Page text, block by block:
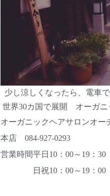
少し涼しくなったら、電車
世界30カ国で展開 オーガニ
オーガニックヘアサロンオー
本店 084-927-0293
営業時間平日10：00～19：30
日祝10：00～19：00